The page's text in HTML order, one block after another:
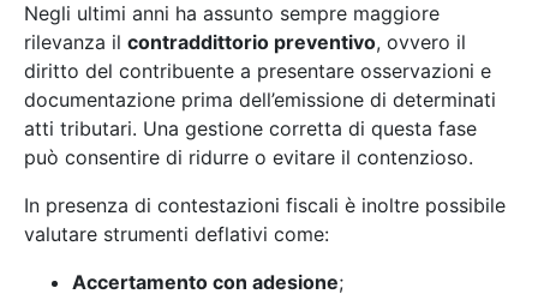
Negli ultimi anni ha assunto sempre maggiore
rilevanza il contraddittorio preventivo, ovvero il
diritto del contribuente a presentare osservazioni e
documentazione prima dell’emissione di determinati
atti tributari. Una gestione corretta di questa fase
può consentire di ridurre o evitare il contenzioso.
In presenza di contestazioni fiscali è inoltre possibile
valutare strumenti deflativi come:
Accertamento con adesione;